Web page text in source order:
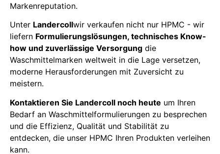
Markenreputation.
Unter Landercollwir verkaufen nicht nur HPMC - wir
liefern Formulierungslösungen, technisches Know-
how und zuverlässige Versorgung die
Waschmittelmarken weltweit in die Lage versetzen,
moderne Herausforderungen mit Zuversicht zu
meistern.
Kontaktieren Sie Landercoll noch heute um Ihren
Bedarf an Waschmittelformulierungen zu besprechen
und die Effizienz, Qualität und Stabilität zu
entdecken, die unser HPMC Ihren Produkten verleihen
kann.